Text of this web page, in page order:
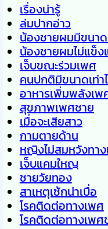
เรื่องน่ารู้
ล่มปากอ่าว
น้องชายผมมีขนา
น้องชายผมไม่แข็ง
เจ็บขณะร่วมเพศ
คนปกติมีขนาดเท่า
อาหารเพิ่มพลังเพ
สุขภาพเพศชาย
เมื่อจะเสียสาว
กามตายด้าน
หญิงไม่สมหวังทา
เจ็บแคมใหญ
ชายวัยทอง
สาเหตุเซ้กน่าเบื่อ
โรคติดต่อทางเพศ
โรคติดต่อทางเพ